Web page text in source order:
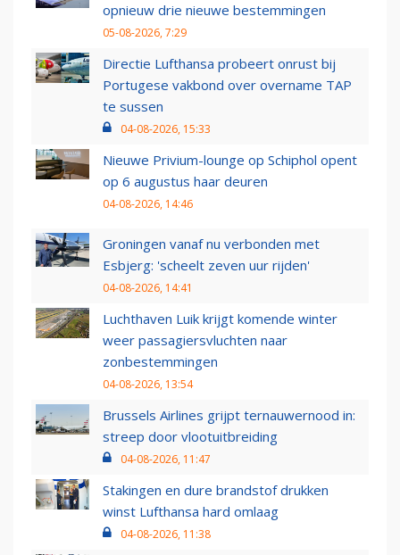
opnieuw drie nieuwe bestemmingen
05-08-2026, 7:29
Directie Lufthansa probeert onrust bij
Portugese vakbond over overname TAP
te sussen
04-08-2026, 15:33
Nieuwe Privium-lounge op Schiphol opent
op 6 augustus haar deuren
04-08-2026, 14:46
Groningen vanaf nu verbonden met
Esbjerg: 'scheelt zeven uur rijden'
04-08-2026, 14:41
Luchthaven Luik krijgt komende winter
weer passagiersvluchten naar
zonbestemmingen
04-08-2026, 13:54
Brussels Airlines grijpt ternauwernood in:
streep door vlootuitbreiding
04-08-2026, 11:47
Stakingen en dure brandstof drukken
winst Lufthansa hard omlaag
04-08-2026, 11:38